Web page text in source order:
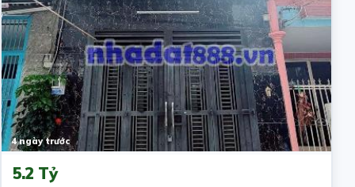
4 ngày trước
5.2 Tỷ